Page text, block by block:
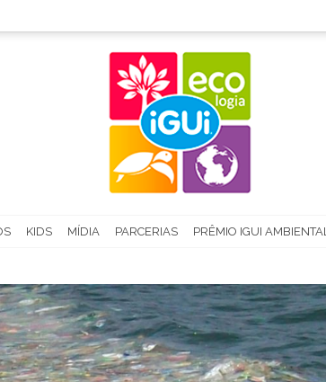
KIDS MÍDIA PARCERIAS PRÊMIO IGUI AMBIENTAL